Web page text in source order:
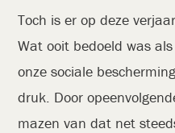
Toch is er op deze
Wat ooit bedoeld was
onze sociale
druk. Door
mazen van dat net